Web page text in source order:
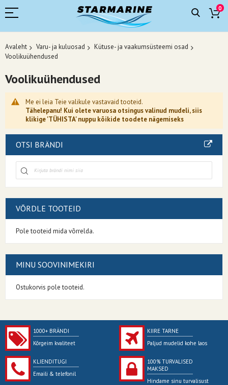
0
Avaleht Varu- ja kuluosad
Kütuse- ja vaakumsüsteemi osad
Voolikuühendused
Voolikuühendused
Me ei leia Teie valikule vastavaid tooteid.
Tähelepanu! Kui olete varuosa otsingus valinud mudeli, siis
klikige 'TÜHISTA' nuppu kõikide toodete nägemiseks
OTSI BRÄNDI
VÕRDLE TOOTEID
Pole tooteid mida võrrelda.
MINU SOOVINIMEKIRI
Ostukorvis pole tooteid.
1000+ BRÄNDI
Kõrgeim kvaliteet
KIIRE TARNE
Paljud mudelid kohe laos
KLIENDITUGI
Emaili & telefonil
100% TURVALISED
MAKSED
Hindame sinu turvalisust